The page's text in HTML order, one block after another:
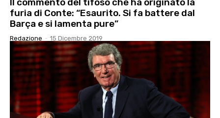
furia di Conte: “Esaurito. Si fa battere dal
Barça e si lamenta pure”
Redazione - 15 Dicembre 2019